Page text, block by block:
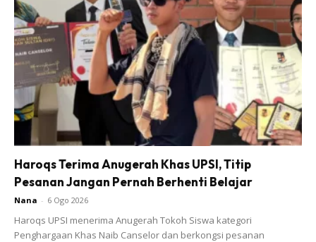
Haroqs Terima Anugerah Khas UPSI, Titip
Pesanan Jangan Pernah Berhenti Belajar
Nana - 6 Ogo 2026
Haroqs UPSI menerima Anugerah Tokoh Siswa kategori
Penghargaan Khas Naib Canselor dan berkongsi pesanan